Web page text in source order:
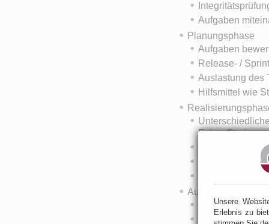
Aufgaben
Planungsphase
Aufgaben
Release- /
Auslastung des
Hilfsmittel wie
Epics, Stories
Hindernisse
Auswertung von
Welche
Unsere
Erlebnis zu